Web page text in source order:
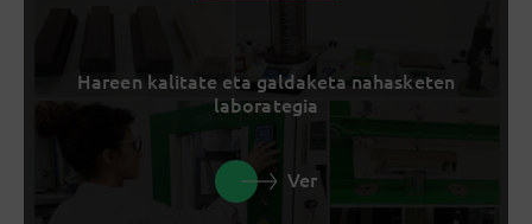
Hareen kalitate eta galdaketa nahasketen
laborategia
Ver